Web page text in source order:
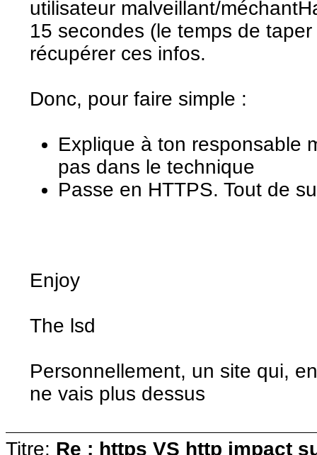
utilisateur malveillant/
15 secondes (le temps de
récupérer ces infos.
Donc, pour faire simple :
Explique à ton responsable
pas dans le technique
Passe en HTTPS. Tout de
Enjoy
The lsd
Personnellement, un site qui,
ne vais plus dessus
Titre: Re : https VS http impact